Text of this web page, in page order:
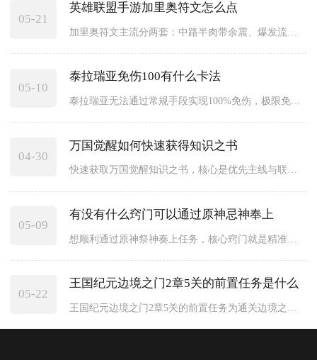
05-21
英雄联盟手游加里奥符文怎么点
05-10
泰拉瑞亚免伤100有什么卡法
泰拉瑞亚无法通过常规手段实现100%免伤，极限免伤约73.6...
04-30
万国觉醒如何快速获得知识之书
快速获取万国觉醒知识之书，核心是优先主线与联盟玩法、高效刷野...
05-09
有没有什么窍门可以通过原神忌神奉上
05-22
王国纪元边境之门2章5关的前置任务是什么